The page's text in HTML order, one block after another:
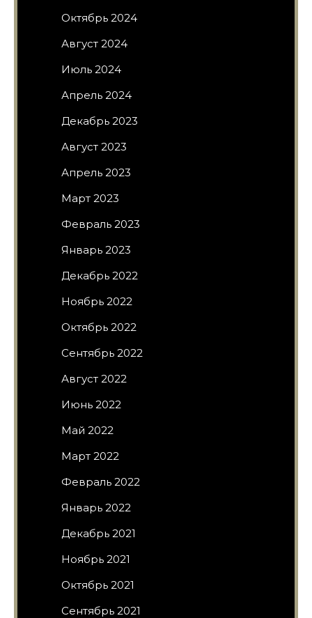
Октябрь 2024
Август 2024
Июль 2024
Апрель 2024
Декабрь 2023
Август 2023
Апрель 2023
Март 2023
Февраль 2023
Январь 2023
Декабрь 2022
Ноябрь 2022
Октябрь 2022
Сентябрь 2022
Август 2022
Июнь 2022
Май 2022
Март 2022
Февраль 2022
Январь 2022
Декабрь 2021
Ноябрь 2021
Октябрь 2021
Сентябрь 2021